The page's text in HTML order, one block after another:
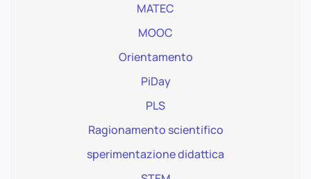
MATEC
MOOC
Orientamento
PiDay
PLS
Ragionamento scientifico
sperimentazione didattica